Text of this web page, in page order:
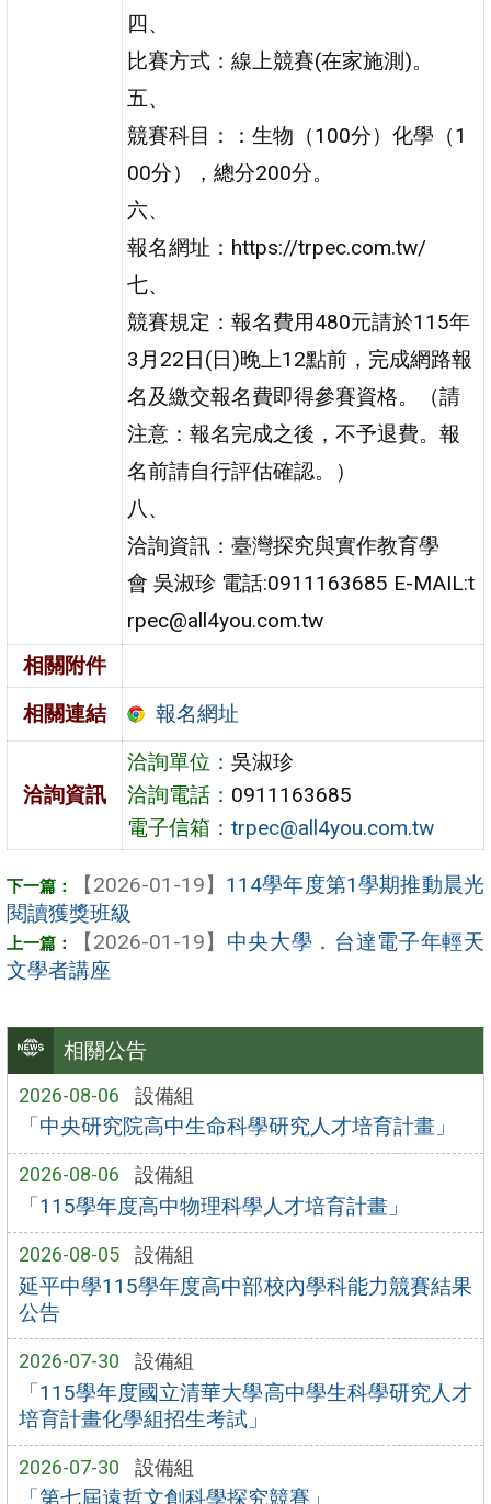
相關公告
2026-08-06 設備組
「中央研究院高中生命科學研究人才培育計畫」
2026-08-06 設備組
「115學年度高中物理科學人才培育計畫」
2026-08-05 設備組
延平中學115學年度高中部校內學科能力競賽結果
公告
2026-07-30 設備組
「115學年度國立清華大學高中學生科學研究人才
培育計畫化學組招生考試」
2026-07-30 設備組
「第七屆遠哲文創科學探究競賽」
四、
比賽方式：線上競賽(在家施測)。
五、
競賽科目：：生物（100分）化學（1
00分），總分200分。
六、
報名網址：https://trpec.com.tw/
七、
競賽規定：報名費用480元請於115年
3月22日(日)晚上12點前，完成網路報
名及繳交報名費即得參賽資格。（請
注意：報名完成之後，不予退費。報
名前請自行評估確認。）
八、
洽詢資訊：臺灣探究與實作教育學
會 吳淑珍 電話:0911163685 E-MAIL:t
rpec@all4you.com.tw
相關附件
相關連結
報名網址
洽詢資訊
洽詢單位：吳淑珍
洽詢電話： 0911163685
電子信箱：trpec@all4you.com.tw
【2026-01-19】 114學年度第1學期推動晨光
閱讀獲獎班級
【2026-01-19】 中央大學．台達電子年輕天
文學者講座